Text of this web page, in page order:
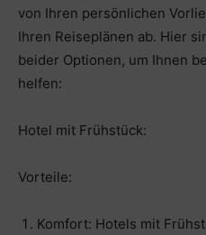
von Ihren persönlichen
Ihren Reiseplänen ab. Hier
beider Optionen, um Ihnen
helfen:
Hotel mit Frühstück:
Vorteile:
Komfort: Hotels mit